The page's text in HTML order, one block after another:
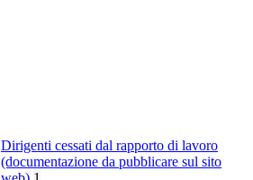
Dirigenti cessati dal rapporto di lavoro
(documentazione da pubblicare sul sito